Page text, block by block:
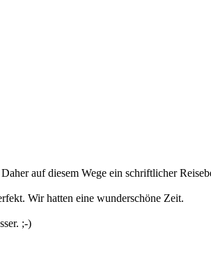
auf diesem Wege ein schriftlicher
Wir hatten eine wunderschöne Zeit.
;-)